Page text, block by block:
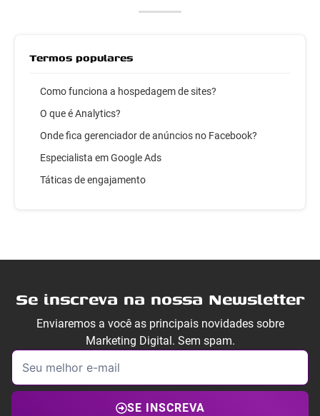
Termos populares
Como funciona a hospedagem de sites?
O que é Analytics?
Onde fica gerenciador de anúncios no Facebook?
Especialista em Google Ads
Táticas de engajamento
Se inscreva na nossa Newsletter
Enviaremos a você as principais novidades sobre
Marketing Digital. Sem spam.
SE INSCREVA